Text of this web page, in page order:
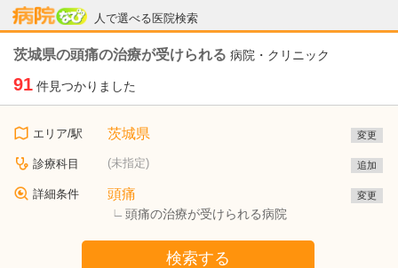
人で選べる医院検索
病院なび
茨城県の頭痛の治療が受けられる 病院・クリニック
91 件見つかりました
エリア/駅 茨城県 変更
診療科目 (未指定) 追加
詳細条件 頭痛
頭痛の治療が受けられる病院
変更
検索する